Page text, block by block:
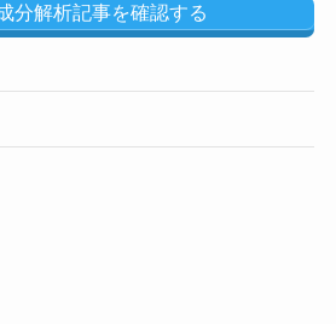
分解析記事を確認する